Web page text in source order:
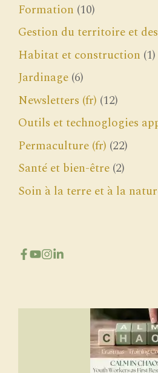
Formation (10)
Gestion du territoire et
Habitat et construction (1)
Jardinage (6)
Newsletters (fr) (12)
Outils et technoglogies
Permaculture (fr) (22)
Santé et bien-être (2)
Soin à la terre et à la